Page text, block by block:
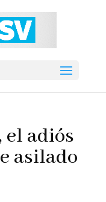
el adiós
asilado